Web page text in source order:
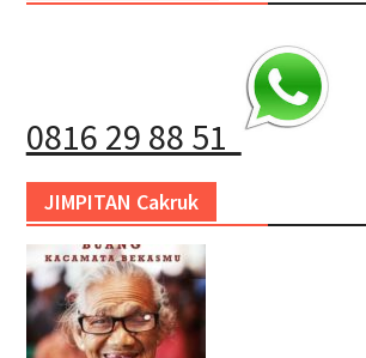
0816 29 88 51
JIMPITAN Cakruk